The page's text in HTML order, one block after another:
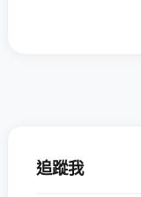
追蹤我